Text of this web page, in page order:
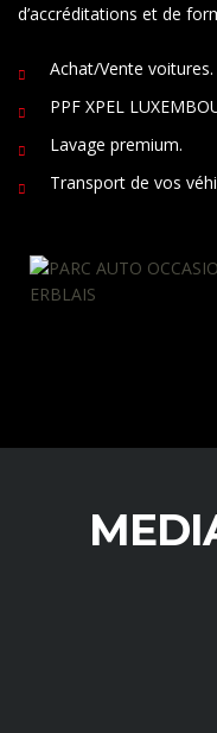
d’accréditations et de
Achat/Vente voitures.
PPF XPEL
Lavage premium.
Transport de vos